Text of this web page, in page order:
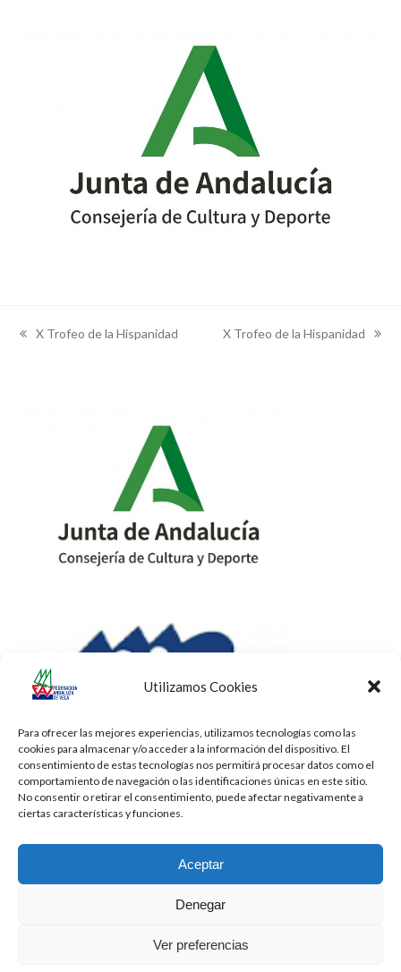
Utilizamos Cookies
Para ofrecer las mejores experiencias, utilizamos tecnologías como las
cookies para almacenar y/o acceder a la información del dispositivo. El
consentimiento de estas tecnologías nos permitirá procesar datos como el
comportamiento de navegación o las identificaciones únicas en este sitio.
No consentir o retirar el consentimiento, puede afectar negativamente a
ciertas características y funciones.
Aceptar
Denegar
Ver preferencias
previous
X Trofeo de la Hispanidad
next
X Trofeo de la Hispanidad
Todos los derechos reservados -Privacidad